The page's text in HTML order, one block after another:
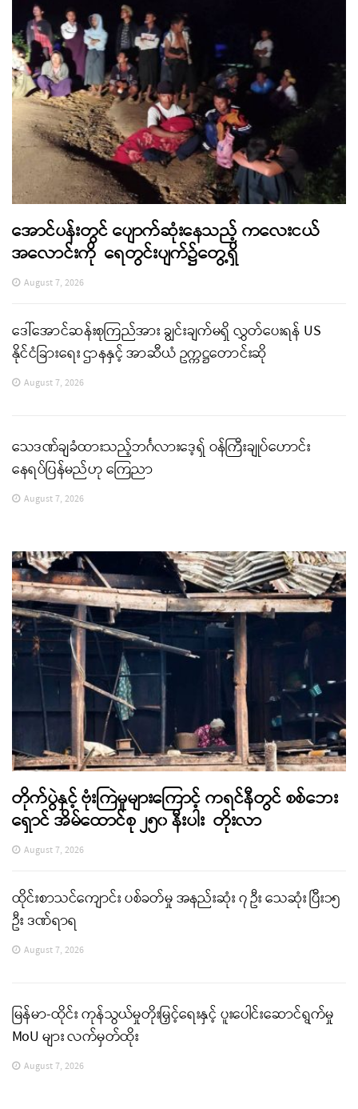
အောင်ပန်းတွင် ပျောက်ဆုံးနေသည့် ကလေးငယ်
အလောင်းကို ရေတွင်းပျက်၌တွေ့ရှိ
August 7, 2026
ဒေါ်အောင်ဆန်းစုကြည်အား ချွင်းချက်မရှိ လွှတ်ပေးရန် US
နိုင်ငံခြားရေး ဌာနနှင့် အာဆီယံ ဥက္ကဋ္ဌတောင်းဆို
August 7, 2026
သေဒဏ်ချခံထားသည့်ဘင်္ဂလားဒေ့ရှ် ဝန်ကြီးချုပ်ဟောင်း
နေရပ်ပြန်မည်ဟု ကြေညာ
August 7, 2026
တိုက်ပွဲနှင့် ဗုံးကြဲမှုများကြောင့် ကရင်နီတွင် စစ်ဘေး
ရှောင် အိမ်ထောင်စု ၂၅၀ နီးပါး တိုးလာ
August 7, 2026
ထိုင်းစာသင်ကျောင်း ပစ်ခတ်မှု အနည်းဆုံး ၇ ဦး သေဆုံး ပြီး၁၅
ဦး ဒဏ်ရာရ
August 7, 2026
မြန်မာ-ထိုင်း ကုန်သွယ်မှုတိုးမြှင့်ရေးနှင့် ပူးပေါင်းဆောင်ရွက်မှု
MoU များ လက်မှတ်ထိုး
August 7, 2026